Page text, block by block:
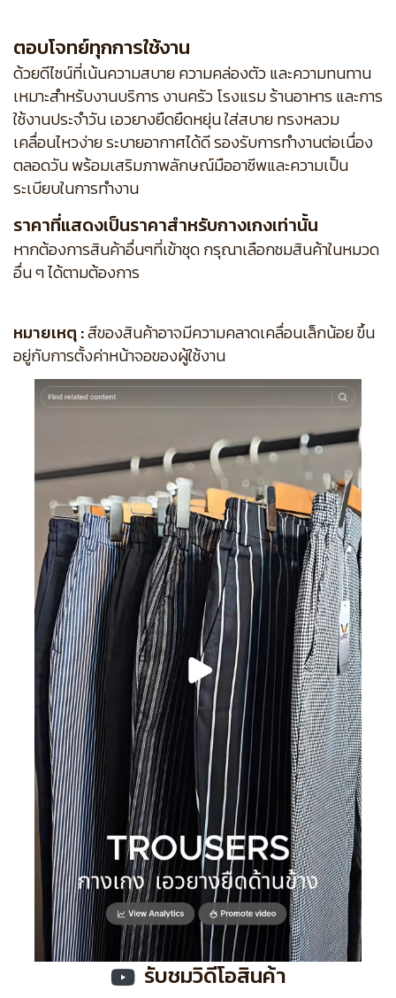
ตอบโจทย์ทุกการใช้งาน
ด้วยดีไซน์ที่เน้นความสบาย ความคล่องตัว และความทนทาน
เหมาะสำหรับงานบริการ งานครัว โรงแรม ร้านอาหาร และการ
ใช้งานประจำวัน เอวยางยืดยืดหยุ่น ใส่สบาย ทรงหลวม
เคลื่อนไหวง่าย ระบายอากาศได้ดี รองรับการทำงานต่อเนื่อง
ตลอดวัน พร้อมเสริมภาพลักษณ์มืออาชีพและความเป็น
ระเบียบในการทำงาน
ราคาที่แสดงเป็นราคาสำหรับกางเกงเท่านั้น
หากต้องการสินค้าอื่นๆที่เข้าชุด กรุณาเลือกชมสินค้าในหมวด
อื่น ๆ ได้ตามต้องการ
หมายเหตุ :สีของสินค้าอาจมีความคลาดเคลื่อนเล็กน้อย ขึ้น
อยู่กับการตั้งค่าหน้าจอของผู้ใช้งาน
รับชมวิดีโอสินค้า